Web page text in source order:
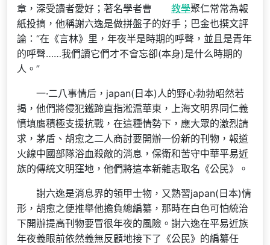
章，深受讀者愛好；著名學者曹
教學聚仁常常為報
紙投搞，他稱謝六逸是做拼盤子的好手；巴金也撰文評
論：“在《言林》里，年夜半是時期的呼聲，並且是青年
的呼聲……我們讀它們才不會忘卻(本身)是什么時期的
人。”
一·二八事情后，japan(日本)人的野心勃勃昭然若
揭，他們將侵犯鐵蹄直指淞滬華東，上海文明界同仁義
憤填膺積極支援抗戰，在這種情勢下，應大眾的激烈請
求，茅盾、胡愈之二人商討要開辦一份新的刊物，報道
火線中國部隊浴血殺敵的消息，保衛和苦守中華平易近
族的傳統文明窪地，他們將這本新雜志取名《公民》。
謝六逸是消息界的領甲士物，又熟習japan(日本)情
形，胡愈之便推舉他擔負總編纂，那時在白色可怕統治
下開辦提高刊物要冒很年夜的風險。謝六逸在平易近族
年夜義眼前依然義無反顧地接下了《公民》的編纂任